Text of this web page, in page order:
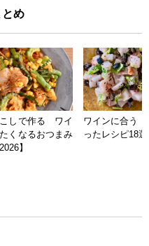
め
しで作る ワイ
くなるおつまみ
】
ワインに合う
ったレシピ18